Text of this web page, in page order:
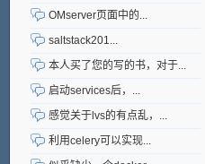
OMserver页面中的...
saltstack201...
本人买了您的写的书，对于...
启动services后，...
感觉关于lvs的有点乱，...
利用celery可以实现...